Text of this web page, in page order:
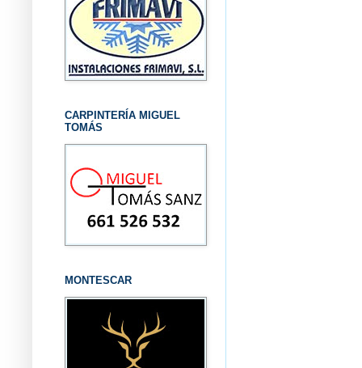
CARPINTERÍA MIGUEL
TOMÁS
MONTESCAR